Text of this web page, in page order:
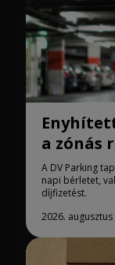
a zónás
A DV Parking
napi bérletet,
díjfizetést.
2026. augusztus